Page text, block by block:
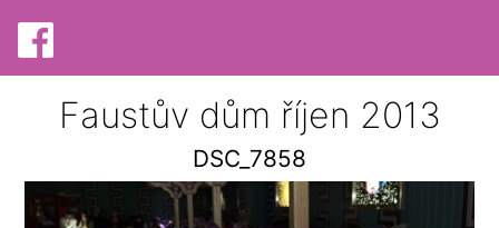
Faustův dům říjen 2013
DSC_7858